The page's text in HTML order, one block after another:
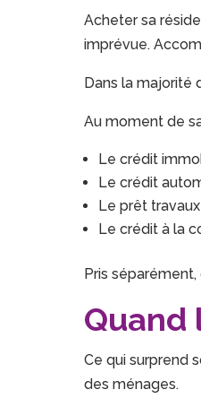
Acheter sa
imprévue.
Dans la majorité
Au moment de
Le crédit
Le crédit
Le prêt
Le crédit à la
Pris
Quand
Ce qui surprend
des ménages.